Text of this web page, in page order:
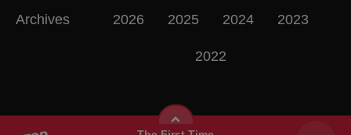
Archives 2026 2025 2024 2023
2022